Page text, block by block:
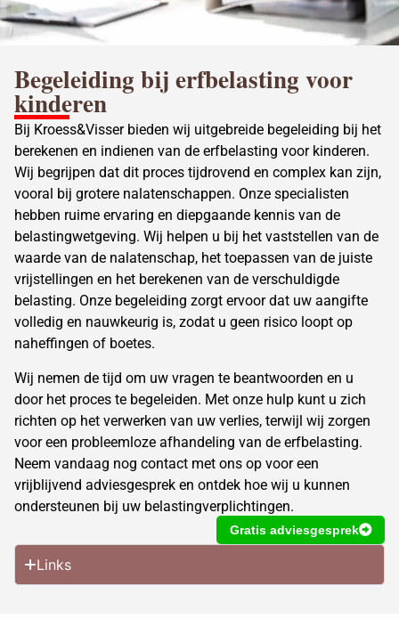
Begeleiding bij erfbelasting voor
kinderen
Bij Kroess&Visser bieden wij uitgebreide begeleiding bij het
berekenen en indienen van de erfbelasting voor kinderen.
Wij begrijpen dat dit proces tijdrovend en complex kan zijn,
vooral bij grotere nalatenschappen. Onze specialisten
hebben ruime ervaring en diepgaande kennis van de
belastingwetgeving. Wij helpen u bij het vaststellen van de
waarde van de nalatenschap, het toepassen van de juiste
vrijstellingen en het berekenen van de verschuldigde
belasting. Onze begeleiding zorgt ervoor dat uw aangifte
volledig en nauwkeurig is, zodat u geen risico loopt op
naheffingen of boetes.
Wij nemen de tijd om uw vragen te beantwoorden en u
door het proces te begeleiden. Met onze hulp kunt u zich
richten op het verwerken van uw verlies, terwijl wij zorgen
voor een probleemloze afhandeling van de erfbelasting.
Neem vandaag nog contact met ons op voor een
vrijblijvend adviesgesprek en ontdek hoe wij u kunnen
ondersteunen bij uw belastingverplichtingen.
Gratis adviesgesprek
Links